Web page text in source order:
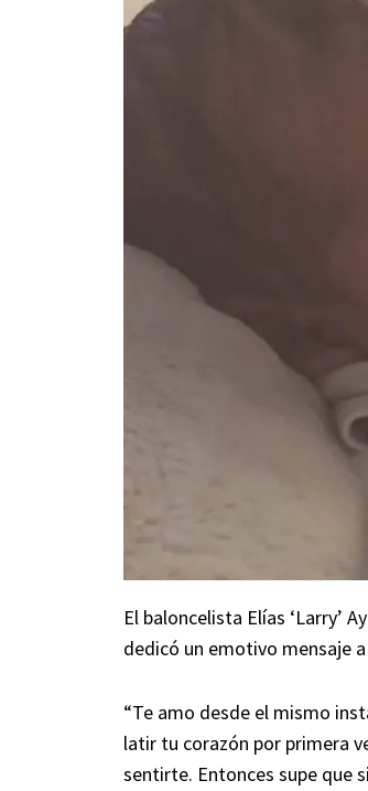
El baloncelista Elías ‘Larry’
dedicó un emotivo mensaje
“Te amo desde el mismo
latir tu corazón por primera
sentirte. Entonces supe que